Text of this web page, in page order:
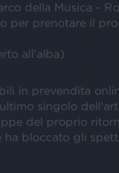
della Musica -
per prenotare il
all’alba)
in prevendita
singolo
del proprio
bloccato gli